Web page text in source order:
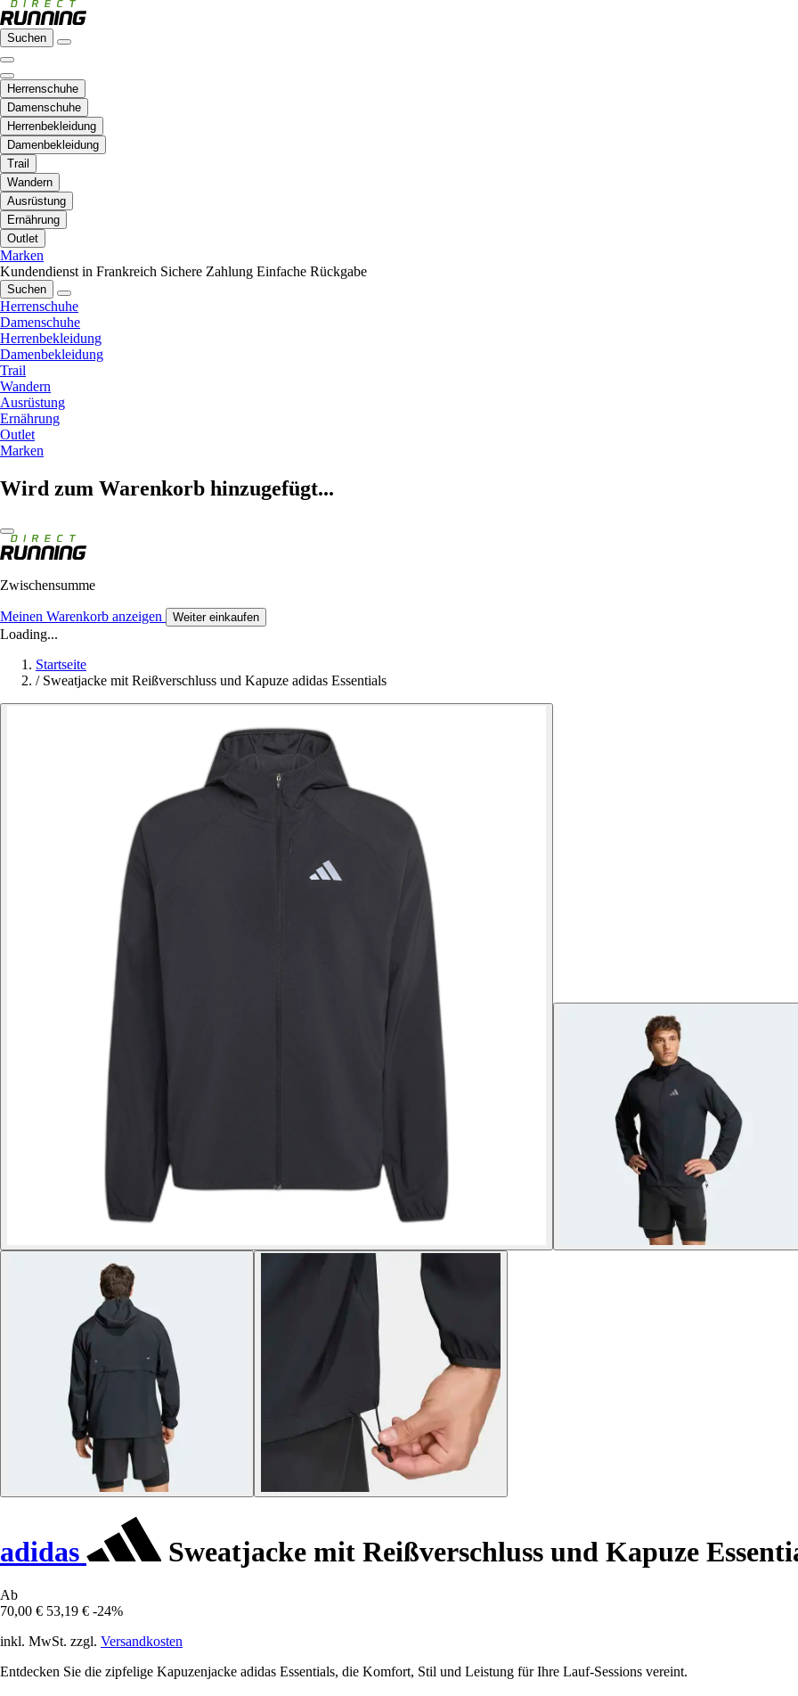
Suchen
Herrenschuhe
Damenschuhe
Herrenbekleidung
Damenbekleidung
Trail
Wandern
Ausrüstung
Ernährung
Outlet
Marken
Kundendienst in Frankreich Sichere Zahlung Einfache Rückgabe
Suchen
Herrenschuhe
Damenschuhe
Herrenbekleidung
Damenbekleidung
Trail
Wandern
Ausrüstung
Ernährung
Outlet
Marken
Wird zum Warenkorb hinzugefügt...
Zwischensumme
Meinen Warenkorb anzeigen Weiter einkaufen
Loading...
Startseite
/ Sweatjacke mit Reißverschluss und Kapuze adidas Essentials
adidas Sweatjacke mit Reißverschluss und Kapuze
Ab
70,00 € 53,19 € -24%
inkl. MwSt. zzgl. Versandkosten
Entdecken Sie die zipfelige Kapuzenjacke adidas Essentials, die Komfort, Stil und Leistung für Ihre Lauf-Sessions vereint.